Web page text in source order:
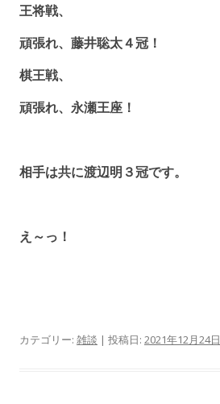
王将戦、
頑張れ、藤井聡太４冠！
棋王戦、
頑張れ、永瀬王座！
相手は共に渡辺明３冠です。
え～っ！
カテゴリー: 雑談 | 投稿日: 2021年12月24日